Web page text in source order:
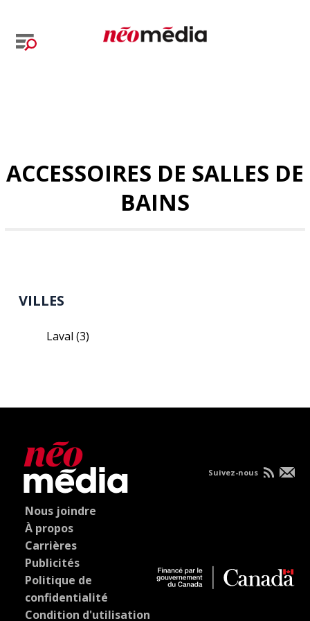
ACCESSOIRES DE SALLES DE
BAINS
VILLES
Laval(3)
Nous joindre
À propos
Carrières
Publicités
Politique de
confidentialité
Condition d'utilisation
Suivez-nous